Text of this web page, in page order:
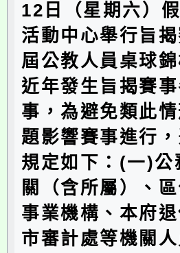
12日（星期六）
活動中心舉行旨
屆公教人員桌球
近年發生旨揭賽
事，為避免類此
題影響賽事進行
規定如下：(一)
關（含所屬）、
事業機構、本府
市審計處等機關